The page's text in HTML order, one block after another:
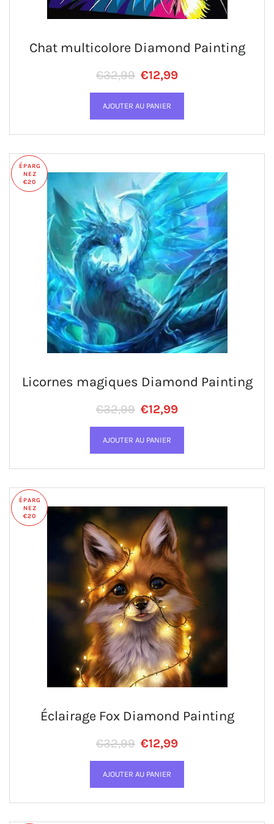
Chat multicolore Diamond Painting
Prix régulier
€32,99 PRIX RÉDUIT
€12,99
ÉPARG
NEZ
€20
Licornes magiques Diamond Painting
Prix régulier
€32,99 PRIX RÉDUIT
€12,99
ÉPARG
NEZ
€20
Éclairage Fox Diamond Painting
Prix régulier
€32,99 PRIX RÉDUIT
€12,99